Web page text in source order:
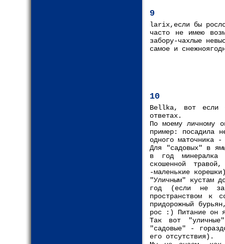
9
larix,если бы
часто не имею
забору-чахлые
самое и
10
Bellka, вот если
ответах.
По моему личному
пример: посадила
одного маточника
Для "садовых" в
в год минералка
скошенной
-маленькие
"Уличным" кустам
год (если не
пространством к
придорожный
рос :) Питание он
Так вот
"садовые" -
его отсутствия).